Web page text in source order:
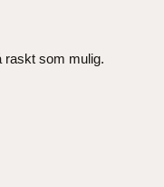
raskt som mulig.